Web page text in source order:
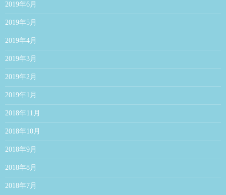
2019年6月
2019年5月
2019年4月
2019年3月
2019年2月
2019年1月
2018年11月
2018年10月
2018年9月
2018年8月
2018年7月